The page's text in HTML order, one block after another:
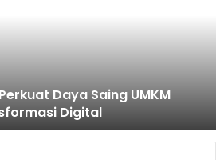
Daya Saing UMKM
Digital